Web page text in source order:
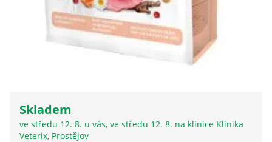
Skladem
ve středu 12. 8. u vás, ve středu 12. 8. na klinice Klinika
Veterix, Prostějov